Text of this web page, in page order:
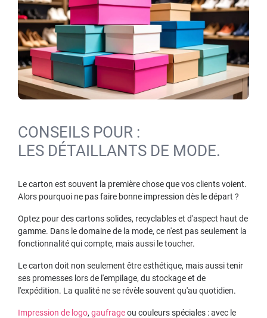
CONSEILS POUR :
LES DÉTAILLANTS DE MODE.
Le carton est souvent la première chose que vos clients voient.
Alors pourquoi ne pas faire bonne impression dès le départ ?
Optez pour des cartons solides, recyclables et d'aspect haut de
gamme. Dans le domaine de la mode, ce n'est pas seulement la
fonctionnalité qui compte, mais aussi le toucher.
Le carton doit non seulement être esthétique, mais aussi tenir
ses promesses lors de l'empilage, du stockage et de
l'expédition. La qualité ne se révèle souvent qu'au quotidien.
Impression de logo, gaufrageou couleurs spéciales : avec le